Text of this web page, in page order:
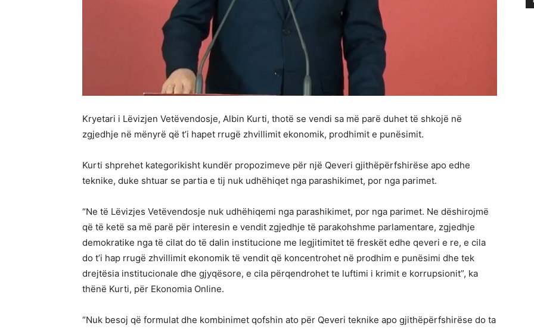
Kryetari i Lëvizjen Vetëvendosje, Albin Kurti, thotë se vendi sa më parë duhet të shkojë në
zgjedhje në mënyrë që t’i hapet rrugë zhvillimit ekonomik, prodhimit e punësimit.
Kurti shprehet kategorikisht kundër propozimeve për një Qeveri gjithëpërfshirëse apo edhe
teknike, duke shtuar se partia e tij nuk udhëhiqet nga parashikimet, por nga parimet.
“Ne të Lëvizjes Vetëvendosje nuk udhëhiqemi nga parashikimet, por nga parimet. Ne dëshirojmë
që të ketë sa më parë për interesin e vendit zgjedhje të parakohshme parlamentare, zgjedhje
demokratike nga të cilat do të dalin institucione me legjitimitet të freskët edhe qeveri e re, e cila
do t’i hap rrugë zhvillimit ekonomik të vendit që koncentrohet në prodhim e punësimi dhe tek
drejtësia institucionale dhe gjyqësore, e cila përqendrohet te luftimi i krimit e korrupsionit”, ka
thënë Kurti, për Ekonomia Online.
“Nuk besoj që formulat dhe kombinimet qofshin ato për Qeveri teknike apo gjithëpërfshirëse do ta